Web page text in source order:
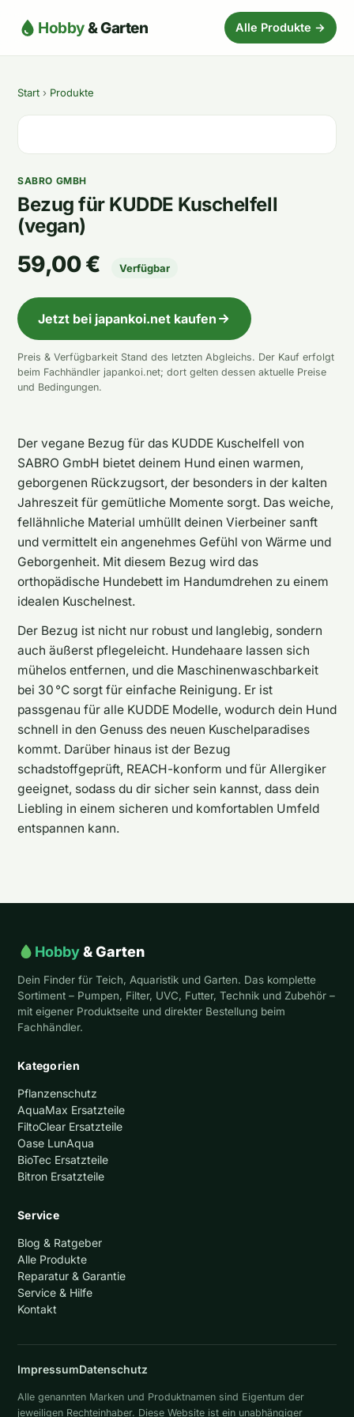
Hobby& Garten Alle Produkte →
Start › Produkte
SABRO GMBH
Bezug für KUDDE Kuschelfell
(vegan)
59,00 € Verfügbar
Jetzt bei japankoi.net kaufen
Preis & Verfügbarkeit Stand des letzten Abgleichs. Der Kauf erfolgt
beim Fachhändler japankoi.net; dort gelten dessen aktuelle Preise
und Bedingungen.
Der vegane Bezug für das KUDDE Kuschelfell von
SABRO GmbH bietet deinem Hund einen warmen,
geborgenen Rückzugsort, der besonders in der kalten
Jahreszeit für gemütliche Momente sorgt. Das weiche,
fellähnliche Material umhüllt deinen Vierbeiner sanft
und vermittelt ein angenehmes Gefühl von Wärme und
Geborgenheit. Mit diesem Bezug wird das
orthopädische Hundebett im Handumdrehen zu einem
idealen Kuschelnest.
Der Bezug ist nicht nur robust und langlebig, sondern
auch äußerst pflegeleicht. Hundehaare lassen sich
mühelos entfernen, und die Maschinenwaschbarkeit
bei 30 °C sorgt für einfache Reinigung. Er ist
passgenau für alle KUDDE Modelle, wodurch dein Hund
schnell in den Genuss des neuen Kuschelparadises
kommt. Darüber hinaus ist der Bezug
schadstoffgeprüft, REACH-konform und für Allergiker
geeignet, sodass du dir sicher sein kannst, dass dein
Liebling in einem sicheren und komfortablen Umfeld
entspannen kann.
Hobby& Garten
Dein Finder für Teich, Aquaristik und Garten. Das komplette
Sortiment – Pumpen, Filter, UVC, Futter, Technik und Zubehör –
mit eigener Produktseite und direkter Bestellung beim
Fachhändler.
Kategorien
Pflanzenschutz
AquaMax Ersatzteile
FiltoClear Ersatzteile
Oase LunAqua
BioTec Ersatzteile
Bitron Ersatzteile
Service
Blog & Ratgeber
Alle Produkte
Reparatur & Garantie
Service & Hilfe
Kontakt
ImpressumDatenschutz
Alle genannten Marken und Produktnamen sind Eigentum der
jeweiligen Rechteinhaber. Diese Website ist ein unabhängiger